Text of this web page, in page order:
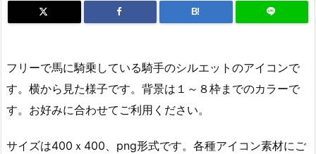
B!
フリーで馬に騎乗している騎手のシルエットのアイコンで
す。横から見た様子です。背景は１～８枠までのカラーで
す。お好みに合わせてご利用ください。
サイズは400ｘ400、png形式です。各種アイコン素材にご